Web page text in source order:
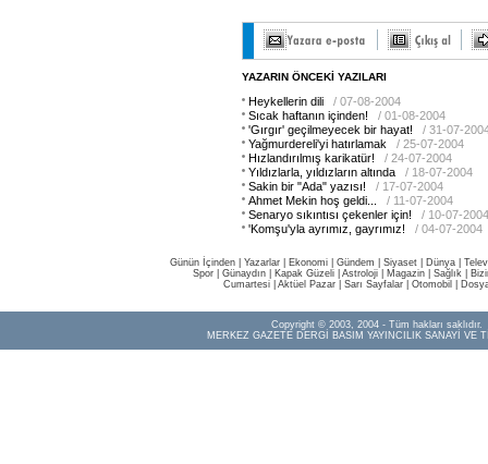
YAZARIN ÖNCEKİ YAZILARI
Heykellerin dili
/ 07-08-2004
Sıcak haftanın içinden!
/ 01-08-2004
'Gırgır' geçilmeyecek bir hayat!
/ 31-07-
Yağmurdereli'yi hatırlamak
/ 25-07-2004
Hızlandırılmış karikatür!
/ 24-07-2004
Yıldızlarla, yıldızların altında
/ 18-07-2004
Sakin bir "Ada" yazısı!
/ 17-07-2004
Ahmet Mekin hoş geldi...
/ 11-07-2004
Senaryo sıkıntısı çekenler için!
/ 10-07-2004
'Komşu'yla ayrımız, gayrımız!
/ 04-07-2004
Günün İçinden Yazarlar Ekonomi Gündem Siyaset Dünya |
Spor
Günaydın Kapak Güzeli Astroloji Magazin Sağlık
Cumartesi| Aktüel Pazar| Sarı Sayfalar| Otomobil
Copyright © 2003, 2004 - Tüm hakları saklıdır.
MERKEZ GAZETE DERGİ BASIM YAYINCILIK SANAYİ VE